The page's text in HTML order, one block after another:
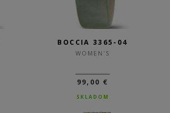
BOCCIA 3365-04
WOMEN'S
99,00 €
SKLADOM